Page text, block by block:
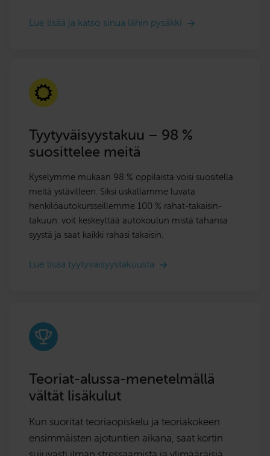
Lue lisää ja katso sinua lähin pysäkki
Tyytyväisyystakuu – 98 %
suosittelee meitä
Kyselymme mukaan 98 % oppilaista voisi suositella
meitä ystävilleen. Siksi uskallamme luvata
henkilöautokursseillemme 100 % rahat-takaisin-
takuun: voit keskeyttää autokoulun mistä tahansa
syystä ja saat kaikki rahasi takaisin.
Lue lisää tyytyväisyystakuusta
Teoriat-alussa-menetelmällä
vältät lisäkulut
Kun suoritat teoriaopiskelu ja teoriakokeen
ensimmäisten ajotuntien aikana, saat kortin